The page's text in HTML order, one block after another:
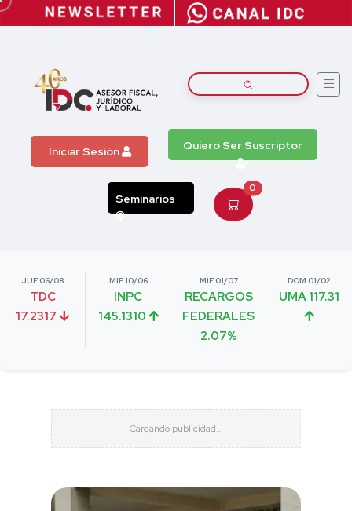
Iniciar Sesión Quiero Ser Suscriptor
Seminarios
0
JUE 06/08
TDC
17.2317
MIE 10/06
INPC
145.1310
MIE 01/07
RECARGOS
FEDERALES
2.07%
DOM 01/02
UMA 117.31